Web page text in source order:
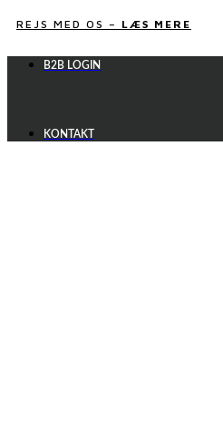
tilREJS MED OS – LÆS MERE
B2B LOGIN
KONTAKT